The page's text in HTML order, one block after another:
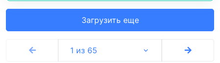
Загрузить еще
1 из 65